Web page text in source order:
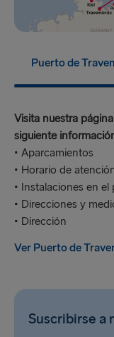
Puerto de
Visita nuestra
siguiente
• Aparcamientos
• Horario de
• Instalaciones en el
• Direcciones y
• Dirección
Ver Puerto de
Suscribirse a